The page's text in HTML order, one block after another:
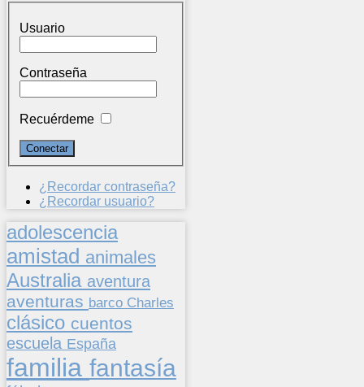
Usuario
Contraseña
Recuérdeme
¿Recordar contraseña?
¿Recordar usuario?
adolescencia
amistad animales
Australia aventura
aventuras barco Charles
clásico cuentos
escuela España
familia fantasía